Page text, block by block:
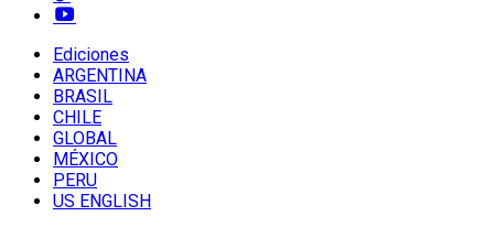
Ediciones
ARGENTINA
BRASIL
CHILE
GLOBAL
MÉXICO
PERU
US ENGLISH